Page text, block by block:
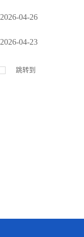
2026-04-26
2026-04-23
跳转到